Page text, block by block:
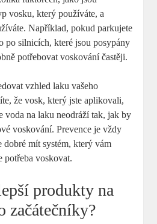
vosku, který používáte, a
Například, pokud parkujete
po silnicích, které jsou posypány
potřebovat voskování častěji.
vzhled laku vašeho
že vosk, který jste aplikovali,
voda na laku neodráží tak, jak by
voskování. Prevence je vždy
dobré mít systém, který vám
potřeba voskovat.
produkty na
začátečníky?